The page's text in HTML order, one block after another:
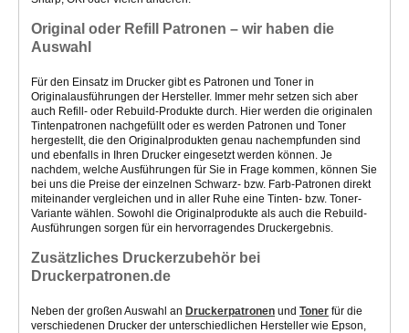
Original oder Refill Patronen – wir haben die
Auswahl
Für den Einsatz im Drucker gibt es Patronen und Toner in
Originalausführungen der Hersteller. Immer mehr setzen sich aber
auch Refill- oder Rebuild-Produkte durch. Hier werden die originalen
Tintenpatronen nachgefüllt oder es werden Patronen und Toner
hergestellt, die den Originalprodukten genau nachempfunden sind
und ebenfalls in Ihren Drucker eingesetzt werden können. Je
nachdem, welche Ausführungen für Sie in Frage kommen, können Sie
bei uns die Preise der einzelnen Schwarz- bzw. Farb-Patronen direkt
miteinander vergleichen und in aller Ruhe eine Tinten- bzw. Toner-
Variante wählen. Sowohl die Originalprodukte als auch die Rebuild-
Ausführungen sorgen für ein hervorragendes Druckergebnis.
Zusätzliches Druckerzubehör bei
Druckerpatronen.de
Neben der großen Auswahl an Druckerpatronen und Toner für die
verschiedenen Drucker der unterschiedlichen Hersteller wie Epson,